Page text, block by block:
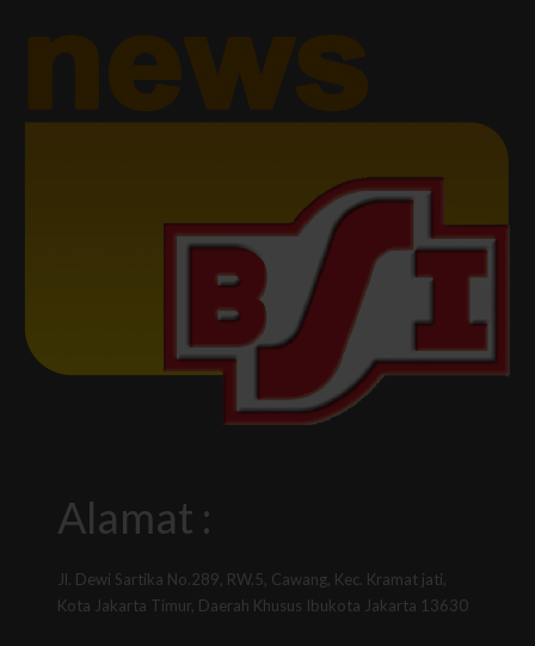
Alamat :
Jl. Dewi Sartika No.289, RW.5, Cawang, Kec. Kramat jati,
Kota Jakarta Timur, Daerah Khusus Ibukota Jakarta 13630